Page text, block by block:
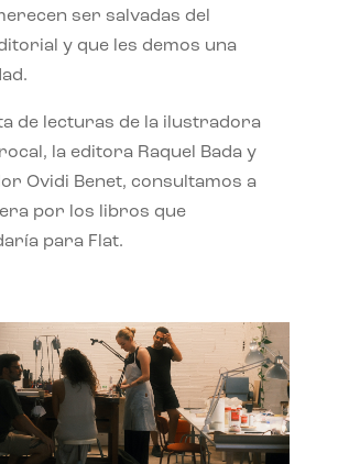
ser salvadas del
y que les demos una
de lecturas de la ilustradora
la editora Raquel Bada y
Ovidi Benet, consultamos a
por los libros que
para Flat.